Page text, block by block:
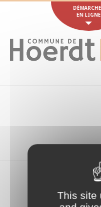
EN LIGNE
Cookies management panel
This site